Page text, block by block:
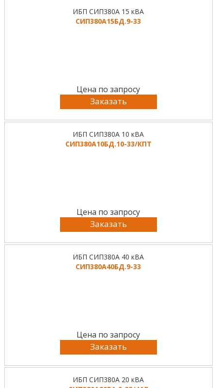
ИБП СИП380А 15 кВА
СИП380А15БД.9-33
Цена по запросу
Заказать
ИБП СИП380А 10 кВА
СИП380А10БД.10-33/КПТ
Цена по запросу
Заказать
ИБП СИП380А 40 кВА
СИП380А40БД.9-33
Цена по запросу
Заказать
ИБП СИП380А 20 кВА